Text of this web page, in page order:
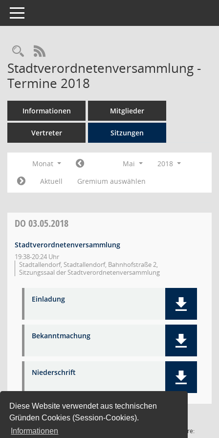
Diese Website verwendet aus technischen
Gründen Cookies (Session-Cookies).
Informationen
Toggle navigation
Rechercheauswahl
RSS-Feed
Stadtverordnetenversammlung -
Termine 2018
Informationen Mitglieder
Vertreter Sitzungen
Monat Mai
2018
Aktuell
Gremium auswählen
DO 03.05.2018
Stadtverordnetenversammlung
19:38-20:24 Uhr
Stadtallendorf, Stadtallendorf, Bahnhofstraße 2,
Sitzungssaal der Stadtverordnetenversammlung
Einladung
Bekanntmachung
Niederschrift
1 Satz
Software: